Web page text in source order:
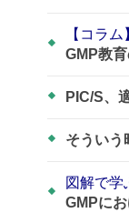
【コラ
GMP教
PIC/S、
そういう
図解で学
GMPに